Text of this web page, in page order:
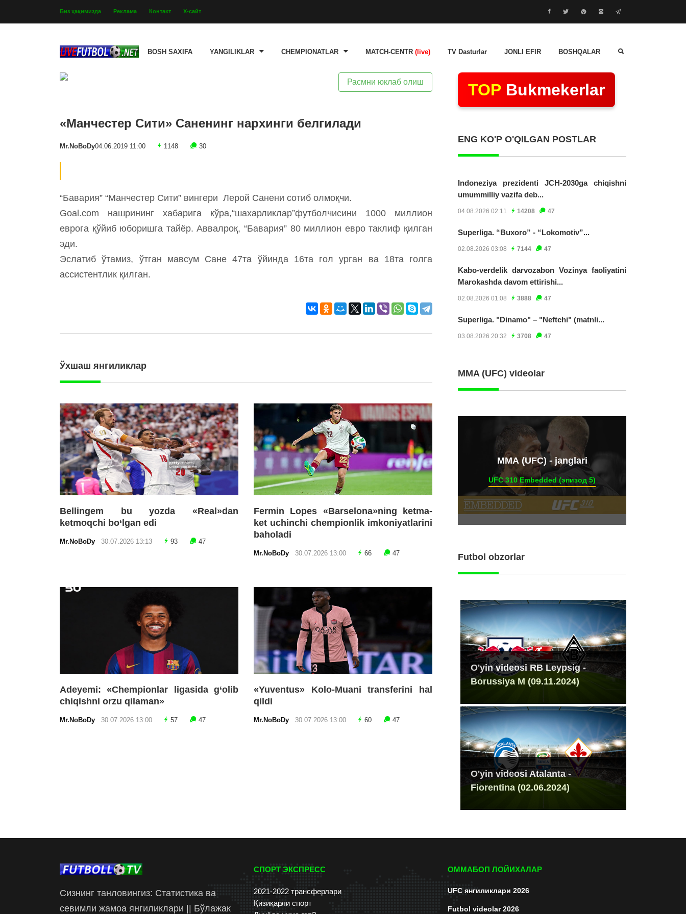
Биз ҳақимизда Реклама Контакт Х-сайт
BOSH SAXIFA YANGILIKLAR CHEMPIONATLAR MATCH-CENTR (live) TV Dasturlar JONLI EFIR BOSHQALAR
Расмни юклаб олиш
«Манчестер Сити» Саненинг нархинги белгилади
Mr.NoBoDy04.06.2019 11:00 1148 30
“Бавария” “Манчестер Сити” вингери Лерой Санени сотиб олмоқчи.
Goal.com нашрининг хабарига кўра,“шахарликлар”футболчисини 1000 миллион
еврога қўйиб юборишга тайёр. Аввалроқ, “Бавария” 80 миллион евро таклиф қилган
эди.
Эслатиб ўтамиз, ўтган мавсум Сане 47та ўйинда 16та гол урган ва 18та голга
ассистентлик қилган.
Ўхшаш янгиликлар
Bellingem bu yozda «Real»dan
ketmoqchi bo‘lgan edi
Mr.NoBoDy 30.07.2026 13:13 93 47
Fermin Lopes «Barselona»ning ketma-
ket uchinchi chempionlik imkoniyatlarini
baholadi
Mr.NoBoDy 30.07.2026 13:00 66 47
Adeyemi: «Chempionlar ligasida g‘olib
chiqishni orzu qilaman»
Mr.NoBoDy 30.07.2026 13:00 57 47
«Yuventus» Kolo-Muani transferini hal
qildi
Mr.NoBoDy 30.07.2026 13:00 60 47
TOP Bukmekerlar
ENG KO'P O'QILGAN POSTLAR
Indoneziya prezidenti JCH-2030ga chiqishni
umummilliy vazifa deb...
04.08.2026 02:11 14208 47
Superliga. “Buxoro” - “Lokomotiv”...
02.08.2026 03:08 7144 47
Kabo-verdelik darvozabon Vozinya faoliyatini
Marokashda davom ettirishi...
02.08.2026 01:08 3888 47
Superliga. "Dinamo" – "Neftchi" (matnli...
03.08.2026 20:32 3708 47
MMA (UFC) videolar
ММА (UFC) - janglari
UFC 310 Embedded (эпизод 5)
Futbol obzorlar
O'yin videosi RB Leypsig -
Borussiya M (09.11.2024)
O'yin videosi Atalanta -
Fiorentina (02.06.2024)
Сизнинг танловингиз: Статистика ва
севимли жамоа янгиликлари || Бўлажак
СПОРТ ЭКСПРЕСС
2021-2022 трансферлари
Қизиқарли спорт
ОММАБОП ЛОЙИХАЛАР
UFC янгиликлари 2026
Futbol videolar 2026